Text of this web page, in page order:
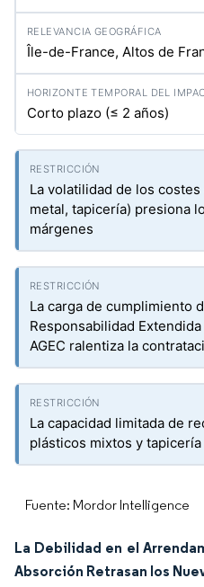
Île-de-France, Altos de
Corto plazo (≤ 2 años)
La volatilidad de los
metal, tapicería) presiona
márgenes
La carga de cumplimiento
Responsabilidad
AGEC ralentiza la
La capacidad limitada de
plásticos mixtos y
Fuente: Mordor Intelligence
La Debilidad en el
Absorción Retrasan los